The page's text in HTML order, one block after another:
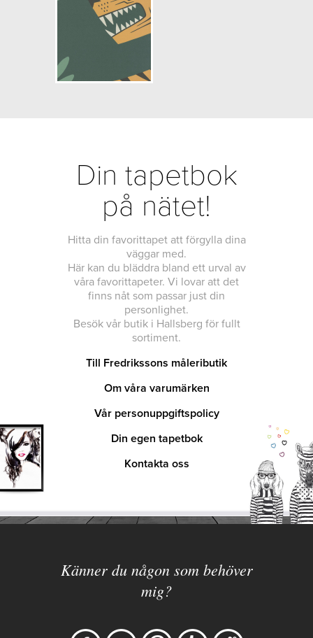
Din tapetbok
på nätet!
Hitta din favorittapet att förgylla dina
väggar med.
Här kan du bläddra bland ett urval av
våra favorittapeter. Vi lovar att det
finns nåt som passar just din
personlighet.
Besök vår butik i Hallsberg för fullt
sortiment.
Till Fredrikssons måleributik
Om våra varumärken
Vår personuppgiftspolicy
Din egen tapetbok
Kontakta oss
Känner du någon som behöver
mig?